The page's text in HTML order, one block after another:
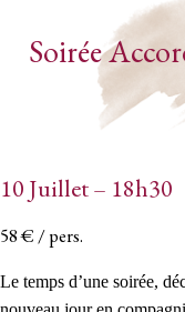
Soirée
10 Juillet – 18h30
58 € / pers.
Le temps d’une soirée,